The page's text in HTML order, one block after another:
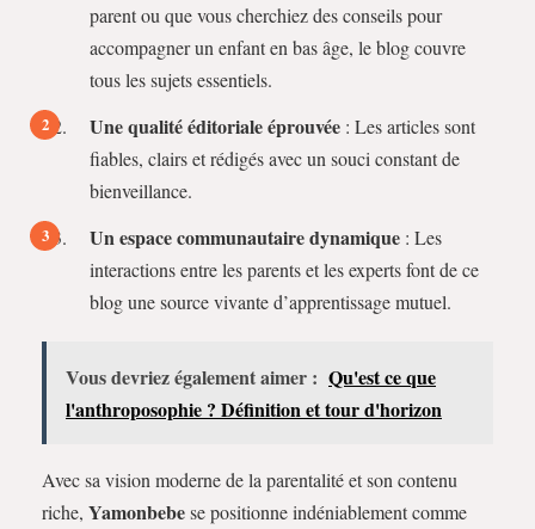
parent ou que vous cherchiez des conseils pour
accompagner un enfant en bas âge, le blog couvre
tous les sujets essentiels.
Une qualité éditoriale éprouvée : Les articles sont
fiables, clairs et rédigés avec un souci constant de
bienveillance.
Un espace communautaire dynamique : Les
interactions entre les parents et les experts font de ce
blog une source vivante d’apprentissage mutuel.
Vous devriez également aimer : Qu'est ce que
l'anthroposophie ? Définition et tour d'horizon
Avec sa vision moderne de la parentalité et son contenu
riche, Yamonbebese positionne indéniablement comme